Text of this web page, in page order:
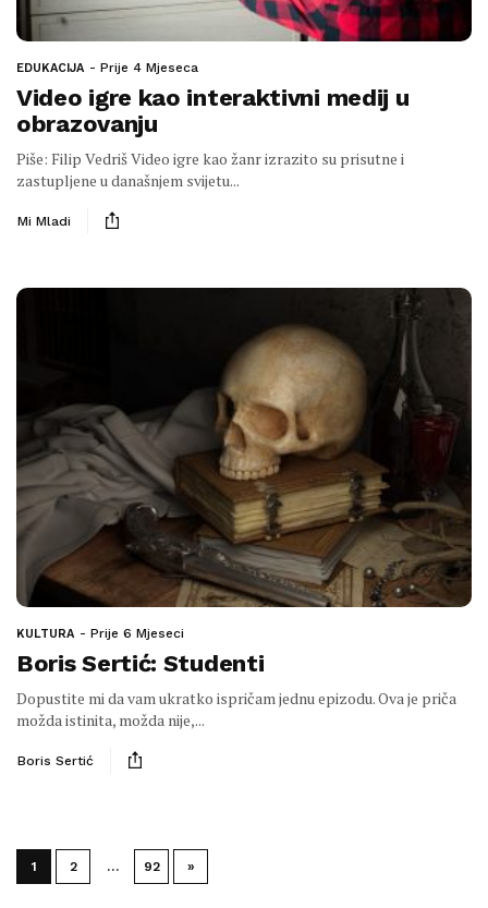
EDUKACIJA Prije 4 Mjeseca
Video igre kao interaktivni medij u
obrazovanju
Piše: Filip Vedriš Video igre kao žanr izrazito su prisutne i
zastupljene u današnjem svijetu...
Mi Mladi
KULTURA Prije 6 Mjeseci
Boris Sertić: Studenti
Dopustite mi da vam ukratko ispričam jednu epizodu. Ova je priča
možda istinita, možda nije,...
Boris Sertić
1 2 … 92 »